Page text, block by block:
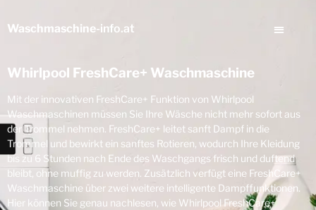
Waschmaschine-info.at
Whirlpool FreshCare+ Waschmaschine
Mit der innovativen FreshCare+ Funktion von Whirlpool
Waschmaschinen müssen Sie Ihre Wäsche nicht mehr sofort aus
der Trommel nehmen. FreshCare+ leitet sanft Dampf in die
Trommel und bewirkt ein sanftes Rotieren, wodurch Ihre Kleidung
bis zu 6 Stunden nach Ende des Waschgangs frisch und duftend
bleibt, ohne muffig zu werden. Zusätzlich verfügt eine FreshCare+
Waschmaschine über zwei weitere intelligente Dampffunktionen.
Hier können Sie genau nachlesen, wie Whirlpool FreshCare+